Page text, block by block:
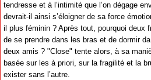
tendresse et à l’intimité que l’on dégage
devrait-il ainsi s’éloigner de sa force
il plus féminin ? Après tout, pourquoi deux
de se prendre dans les bras et de dormir
deux amis ? "Close" tente alors, à sa
basée sur les à priori, sur la fragilité et la
exister sans l’autre.